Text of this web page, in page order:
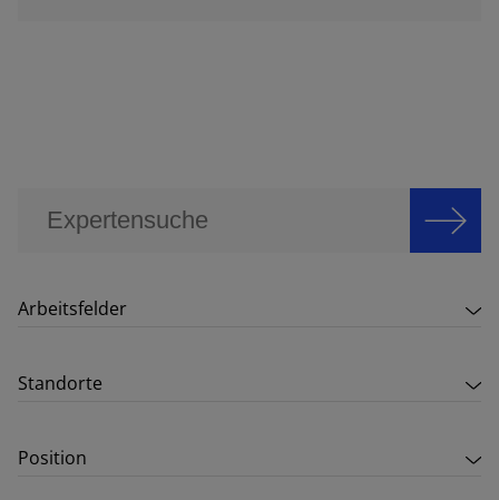
Arbeitsfelder
Standorte
Position